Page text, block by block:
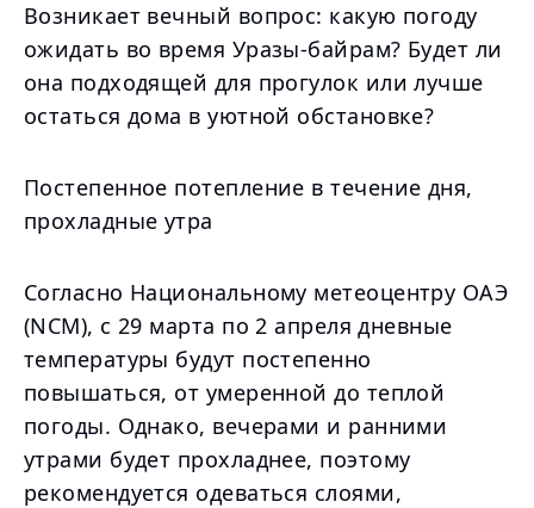
Возникает вечный вопрос: какую погоду
ожидать во время Уразы-байрам? Будет ли
она подходящей для прогулок или лучше
остаться дома в уютной обстановке?
Постепенное потепление в течение дня,
прохладные утра
Согласно Национальному метеоцентру ОАЭ
(NCM), с 29 марта по 2 апреля дневные
температуры будут постепенно
повышаться, от умеренной до теплой
погоды. Однако, вечерами и ранними
утрами будет прохладнее, поэтому
рекомендуется одеваться слоями,